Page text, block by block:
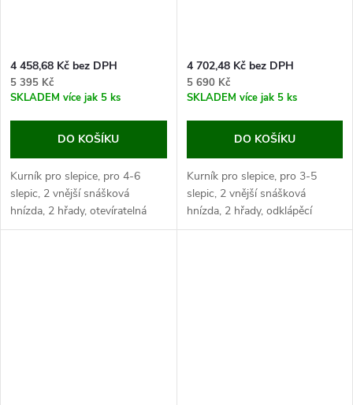
4 458,68 Kč bez DPH
5 395 Kč
SKLADEM více jak 5 ks
DO KOŠÍKU
Kurník pro slepice, pro 4-6
slepic, 2 vnější snášková
hnízda, 2 hřady, otevíratelná
střecha pro snadné čištění,
4 702,48 Kč bez DPH
5 690 Kč
SKLADEM více jak 5 ks
DO KOŠÍKU
Kurník pro slepice, pro 3-5
slepic, 2 vnější snášková
hnízda, 2 hřady, odklápěcí
střecha pro snadné čištění,